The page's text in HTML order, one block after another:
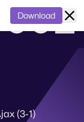
(3-1)
Download